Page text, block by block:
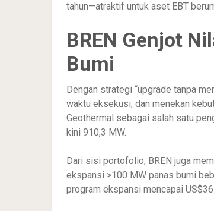
tahun—atraktif untuk aset EBT
BREN Genjot
Bumi
Dengan strategi “upgrade tanpa
waktu eksekusi, dan menekan
Geothermal sebagai salah satu
kini 910,3 MW.
Dari sisi portofolio, BREN juga
ekspansi >100 MW panas bumi
program ekspansi mencapai